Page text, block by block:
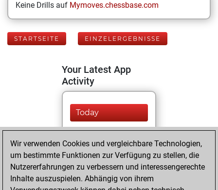
Keine Drills auf Mymoves.chessbase.com
STARTSEITE EINZELERGEBNISSE
Your Latest App
Activity
Today
You played 399
blitz games
Play
You scored
+186 =3 -210 in blitz
Wir verwenden Cookies und vergleichbare Technologien,
um bestimmte Funktionen zur Verfügung zu stellen, die
Nutzererfahrungen zu verbessern und interessengerechte
Inhalte auszuspielen. Abhängig von ihrem